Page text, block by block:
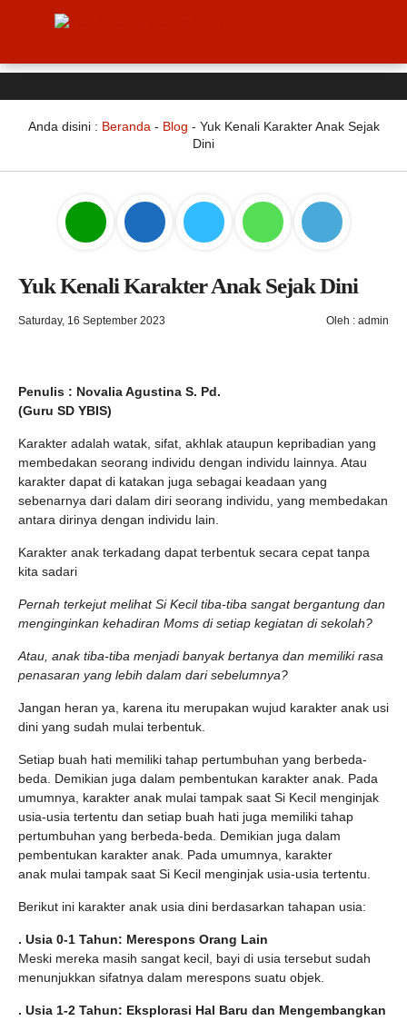
Anda disini : Beranda - Blog - Yuk Kenali Karakter Anak Sejak
Dini
Yuk Kenali Karakter Anak Sejak Dini
Saturday, 16 September 2023 Oleh : admin
Penulis : Novalia Agustina S. Pd.
(Guru SD YBIS)
Karakter adalah watak, sifat, akhlak ataupun kepribadian yang
membedakan seorang individu dengan individu lainnya. Atau
karakter dapat di katakan juga sebagai keadaan yang
sebenarnya dari dalam diri seorang individu, yang membedakan
antara dirinya dengan individu lain.
Karakter anak terkadang dapat terbentuk secara cepat tanpa
kita sadari
Pernah terkejut melihat Si Kecil tiba-tiba sangat bergantung dan
menginginkan kehadiran Moms di setiap kegiatan di sekolah?
Atau, anak tiba-tiba menjadi banyak bertanya dan memiliki rasa
penasaran yang lebih dalam dari sebelumnya?
Jangan heran ya, karena itu merupakan wujud karakter anak usi
dini yang sudah mulai terbentuk.
Setiap buah hati memiliki tahap pertumbuhan yang berbeda-
beda. Demikian juga dalam pembentukan karakter anak. Pada
umumnya, karakter anak mulai tampak saat Si Kecil menginjak
usia-usia tertentu dan setiap buah hati juga memiliki tahap
pertumbuhan yang berbeda-beda. Demikian juga dalam
pembentukan karakter anak. Pada umumnya, karakter
anak mulai tampak saat Si Kecil menginjak usia-usia tertentu.
Berikut ini karakter anak usia dini berdasarkan tahapan usia:
. Usia 0-1 Tahun: Merespons Orang Lain
Meski mereka masih sangat kecil, bayi di usia tersebut sudah
menunjukkan sifatnya dalam merespons suatu objek.
. Usia 1-2 Tahun: Eksplorasi Hal Baru dan Mengembangkan